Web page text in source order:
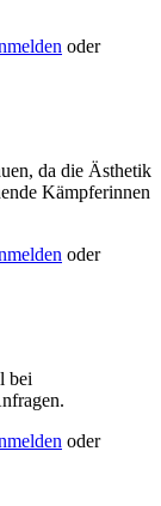
oder
da die Ästhetik
Kämpferinnen
oder
bei
oder